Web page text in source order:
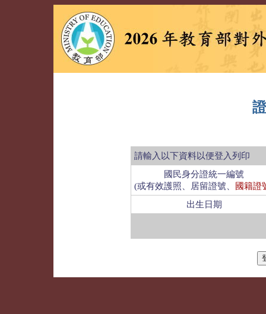
請輸入以下資料以便登入列印
國民身分證統一編號
(或有效護照、居留證號、
國籍證
出生日期